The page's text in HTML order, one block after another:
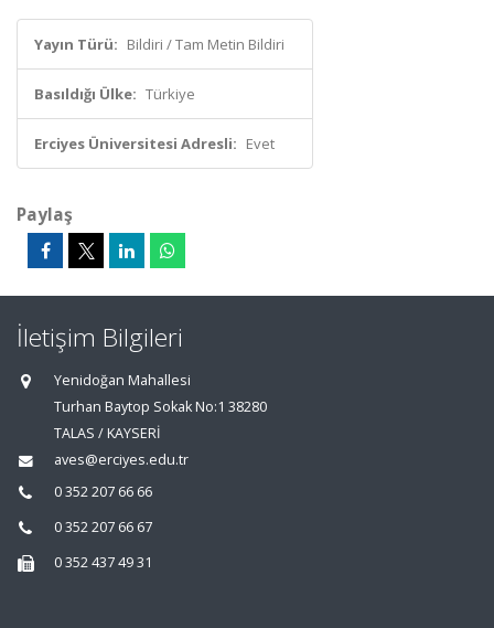
Yayın Türü: Bildiri / Tam Metin Bildiri
Basıldığı Ülke: Türkiye
Erciyes Üniversitesi Adresli: Evet
Paylaş
İletişim Bilgileri
Yenidoğan Mahallesi
Turhan Baytop Sokak No:1 38280
TALAS / KAYSERİ
aves@erciyes.edu.tr
0 352 207 66 66
0 352 207 66 67
0 352 437 49 31